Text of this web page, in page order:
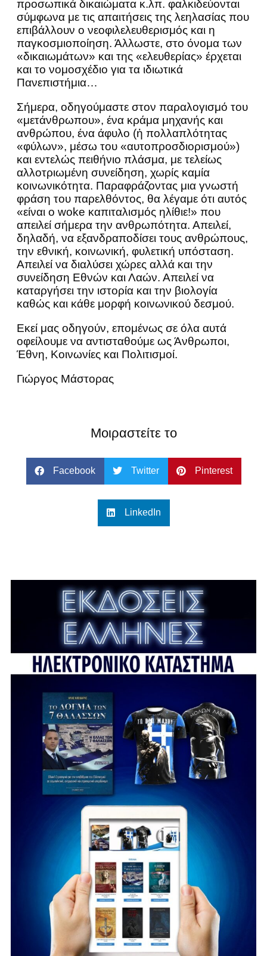
προσωπικά δικαιώματα κ.λπ. φαλκιδεύονται
σύμφωνα με τις απαιτήσεις της λεηλασίας που
επιβάλλουν ο νεοφιλελευθερισμός και η
παγκοσμιοποίηση. Άλλωστε, στο όνομα των
«δικαιωμάτων» και της «ελευθερίας» έρχεται
και το νομοσχέδιο για τα ιδιωτικά
Πανεπιστήμια…
Σήμερα, οδηγούμαστε στον παραλογισμό του
«μετάνθρωπου», ένα κράμα μηχανής και
ανθρώπου, ένα άφυλο (ἠ πολλαπλότητας
«φύλων», μέσω του «αυτοπροσδιορισμού»)
και εντελώς πειθήνιο πλάσμα, με τελείως
αλλοτριωμένη συνείδηση, χωρίς καμία
κοινωνικότητα. Παραφράζοντας μια γνωστή
φράση του παρελθόντος, θα λέγαμε ότι αυτός
«είναι ο woke καπιταλισμός ηλίθιε!» που
απειλεί σήμερα την ανθρωπότητα. Απειλεί,
δηλαδή, να εξανδραποδίσει τους ανθρώπους,
την εθνική, κοινωνική, φυλετική υπόσταση.
Απειλεί να διαλύσει χώρες αλλά και την
συνείδηση Εθνών και Λαών. Απειλεί να
καταργήσει την ιστορία και την βιολογία
καθώς και κάθε μορφή κοινωνικού δεσμού.
Εκεί μας οδηγούν, επομένως σε όλα αυτά
οφείλουμε να αντισταθούμε ως Άνθρωποι,
Έθνη, Κοινωνίες και Πολιτισμοί.
Γιώργος Μάστορας
Μοιραστείτε το
Facebook Twitter Pinterest
LinkedIn